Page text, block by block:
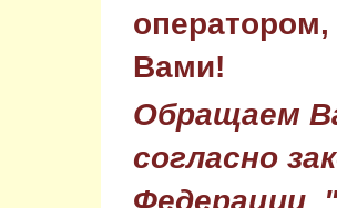
Вами!
Обращаем
согласно
Федерации